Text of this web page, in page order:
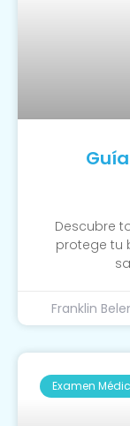
Descubre
protege tu
Franklin
Examen